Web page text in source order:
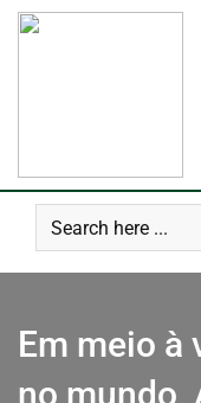
Em meio
no mundo,